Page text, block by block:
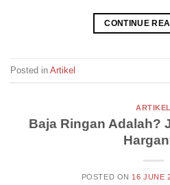
CONTINUE
Posted in Artikel
ARTIKEL
Baja Ringan Adalah?
POSTED ON 16 JUNE